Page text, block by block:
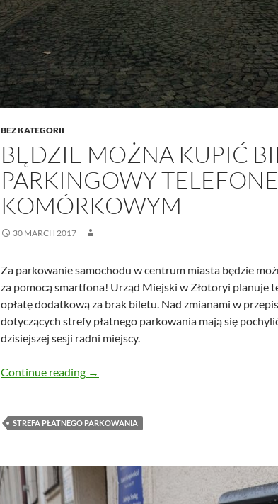
BEZ KATEGORII
BĘDZIE MOŻNA KUPIĆ
PARKINGOWY
KOMÓRKOWYM
30 MARCH 2017
Za parkowanie samochodu w centrum miasta będzie
za pomocą smartfona! Urząd Miejski w Złotoryi planuje
opłatę dodatkową za brak biletu. Nad zmianami w
dotyczących strefy płatnego parkowania mają się
dzisiejszej sesji radni miejscy.
Continue reading Będzie można kupić bilet parkingowy
→
STREFA PŁATNEGO PARKOWANIA